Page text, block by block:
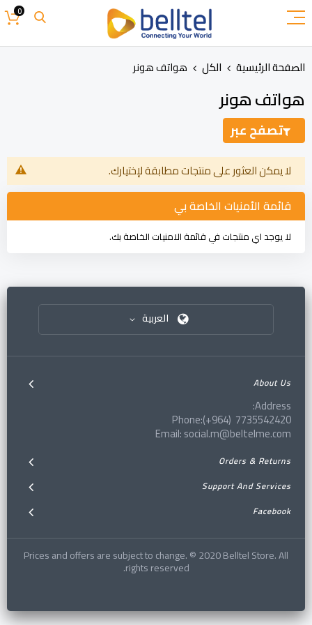
إلى
المحتوى
0
الصفحة الرئيسية الكل هواتف هونر
هواتف هونر
لا يمكن العثور على منتجات مطابقة لإختيارك.
تصفح عبر
قائمة الأمنيات الخاصة بي
لا يوجد اي منتجات في قائمة الامنيات الخاصة بك.
العربية
About Us
Address:
Phone:(+964) 7735542420
Email: social.m@beltelme.com
Orders & Returns
Support And Services
Facebook
Prices and offers are subject to change. © 2020 Belltel Store. All
rights reserved.